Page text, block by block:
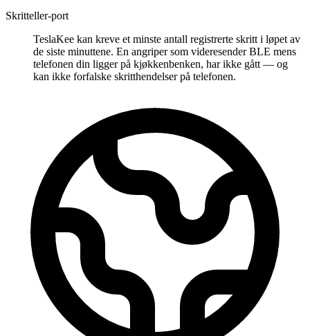
Skritteller-port
TeslaKee kan kreve et minste antall registrerte skritt i løpet av
de siste minuttene. En angriper som videresender BLE mens
telefonen din ligger på kjøkkenbenken, har ikke gått — og
kan ikke forfalske skritthendelser på telefonen.